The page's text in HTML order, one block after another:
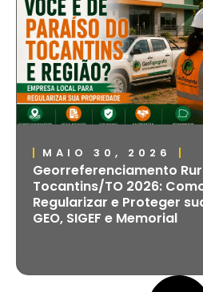
MAIO 30, 2026
Georreferenciamento
Tocantins/TO 2026:
Regularizar e Proteger
GEO, SIGEF e Memorial